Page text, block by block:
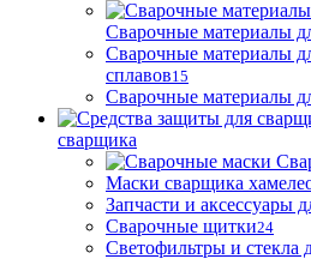
Сварочные материалы
Сварочные материалы
сплавов15
Сварочные материалы
сварщика
Маски сварщика
Запчасти и аксессуары
Сварочные щитки24
Светофильтры и стекла